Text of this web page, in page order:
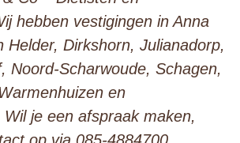
hebben vestigingen in Anna
Helder, Dirkshorn, Julianadorp,
Noord-Scharwoude, Schagen,
en
je een afspraak maken,